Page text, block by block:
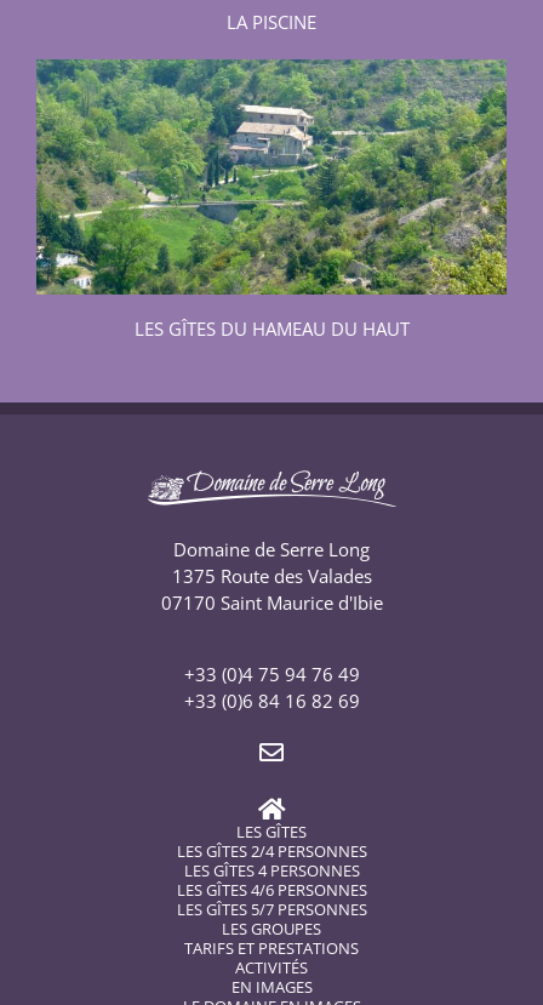
LA PISCINE
LES GÎTES DU HAMEAU DU HAUT
Domaine de Serre Long
1375 Route des Valades
07170 Saint Maurice d'Ibie
+33 (0)4 75 94 76 49
+33 (0)6 84 16 82 69
LES GÎTES
LES GÎTES 2/4 PERSONNES
LES GÎTES 4 PERSONNES
LES GÎTES 4/6 PERSONNES
LES GÎTES 5/7 PERSONNES
LES GROUPES
TARIFS ET PRESTATIONS
ACTIVITÉS
EN IMAGES